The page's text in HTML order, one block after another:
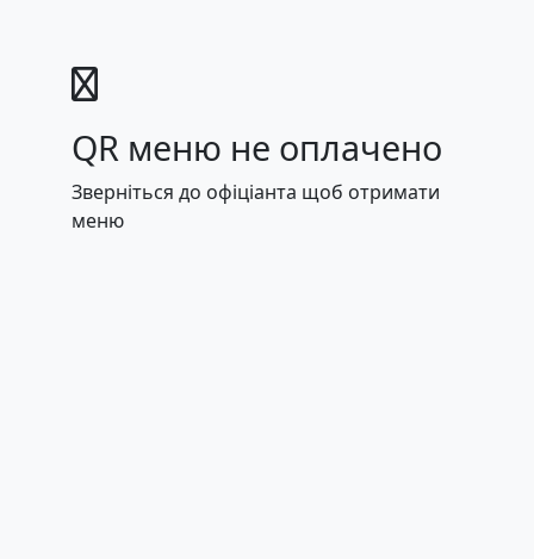
QR меню не оплачено
Зверніться до офіціанта щоб отримати
меню